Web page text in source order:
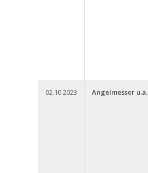
02.10.2023 Angelmesser u.a.